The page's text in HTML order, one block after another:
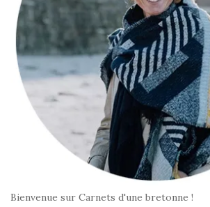
Bienvenue sur Carnets d'une bretonne !